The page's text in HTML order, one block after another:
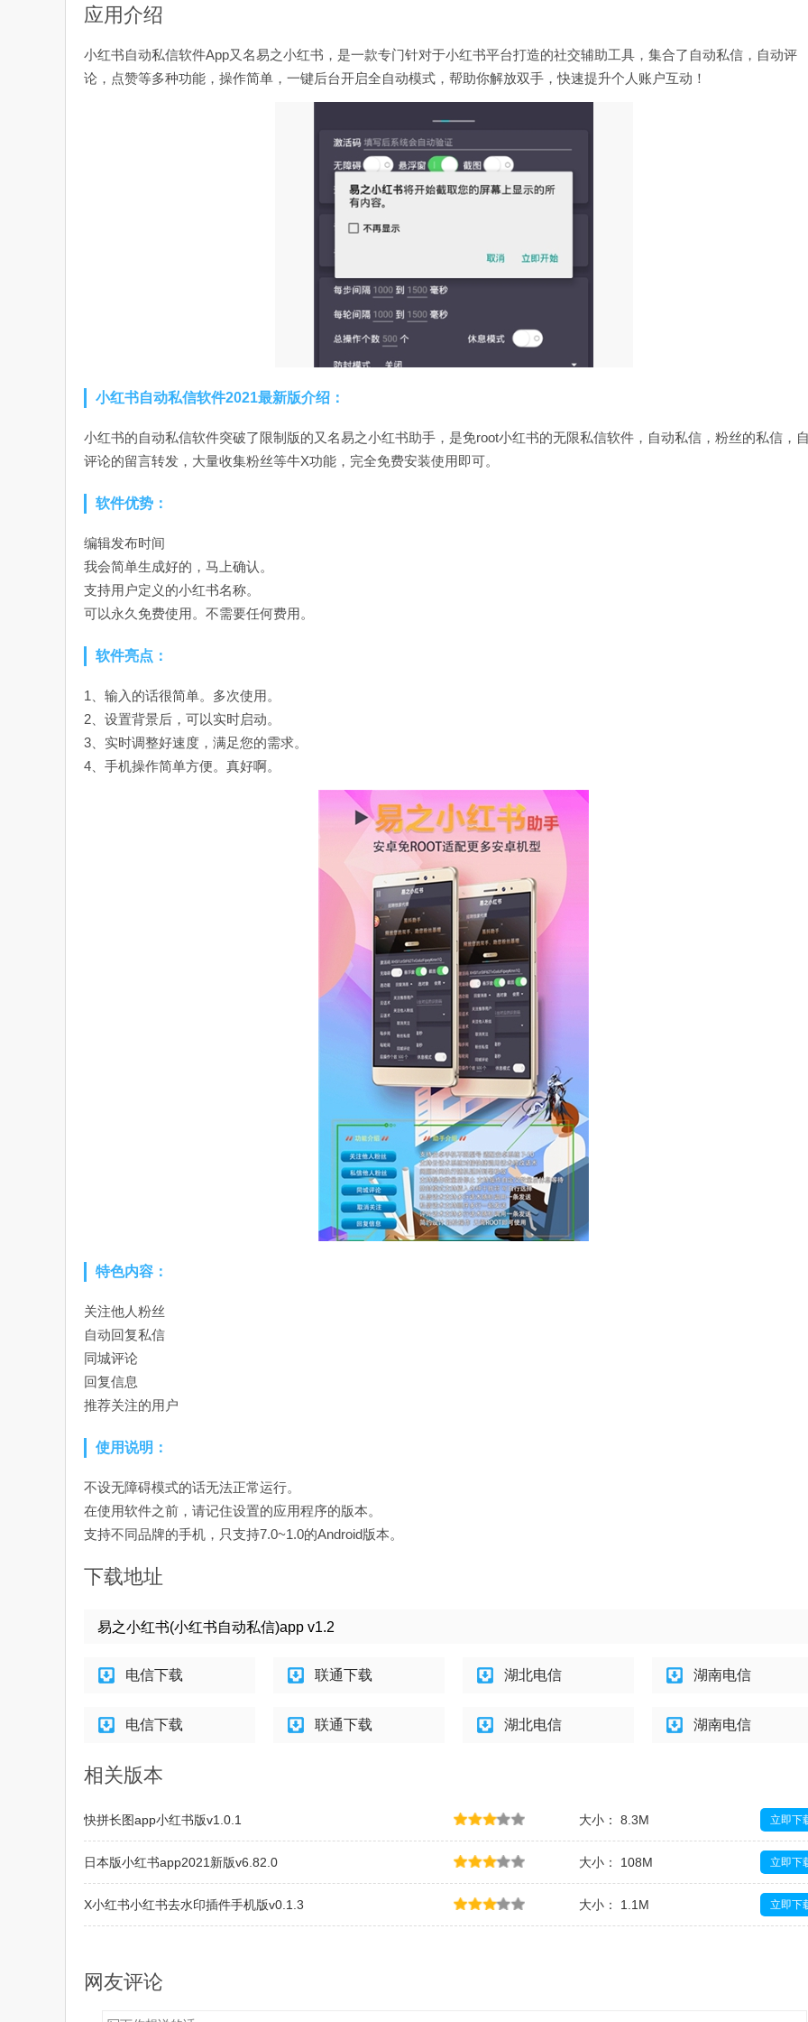
应用介绍
小红书自动私信软件App又名易之小红书，是一款专门针对于小红书平台打造的社交辅助工具，集合了自动私信，自动评
论，点赞等多种功能，操作简单，一键后台开启全自动模式，帮助你解放双手，快速提升个人账户互动！
小红书自动私信软件2021最新版介绍：
小红书的自动私信软件突破了限制版的又名易之小红书助手，是免root小红书的无限私信软件，自动私信，粉丝的私信，
评论的留言转发，大量收集粉丝等牛X功能，完全免费安装使用即可。
软件优势：
编辑发布时间
我会简单生成好的，马上确认。
支持用户定义的小红书名称。
可以永久免费使用。不需要任何费用。
软件亮点：
1、输入的话很简单。多次使用。
2、设置背景后，可以实时启动。
3、实时调整好速度，满足您的需求。
4、手机操作简单方便。真好啊。
特色内容：
关注他人粉丝
自动回复私信
同城评论
回复信息
推荐关注的用户
使用说明：
不设无障碍模式的话无法正常运行。
在使用软件之前，请记住设置的应用程序的版本。
支持不同品牌的手机，只支持7.0~1.0的Android版本。
下载地址
易之小红书(小红书自动私信)app v1.2
电信下载 联通下载 湖北电信 湖南电信
电信下载 联通下载 湖北电信 湖南电信
相关版本
快拼长图app小红书版v1.0.1 大小： 8.3M 立即下
日本版小红书app2021新版v6.82.0 大小： 108M 立即下
X小红书小红书去水印插件手机版v0.1.3 大小： 1.1M 立即下
网友评论